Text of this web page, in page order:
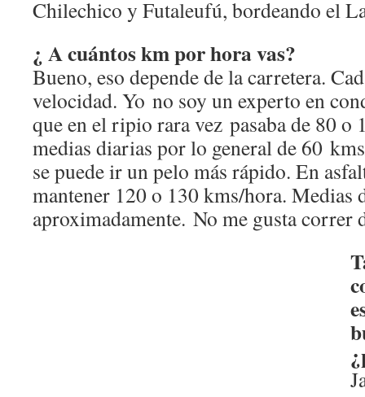
Chilechico y Futaleufú, bordeando el
¿ A cuántos km por hora vas?
Bueno, eso depende de la carretera.
velocidad. Yo no soy un experto en
que en el ripio rara vez pasaba de 80 o
medias diarias por lo general de 60
se puede ir un pelo más rápido. En
mantener 120 o 130 kms/hora.
aproximadamente. No me gusta correr